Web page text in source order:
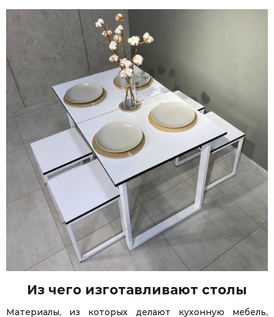
Из чего изготавливают столы
Материалы, из которых делают кухонную мебель,